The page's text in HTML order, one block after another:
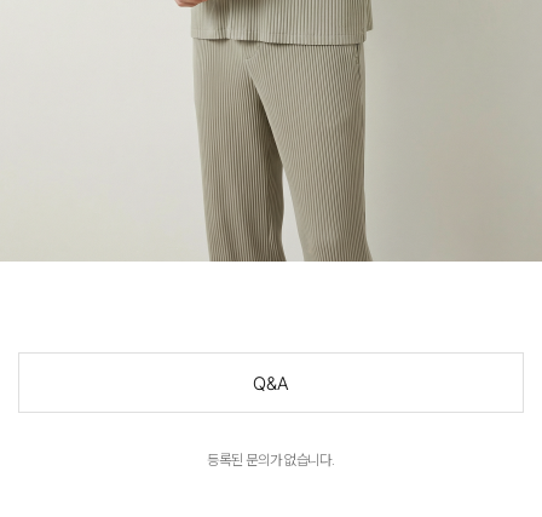
Q&A
등록된 문의가 없습니다.